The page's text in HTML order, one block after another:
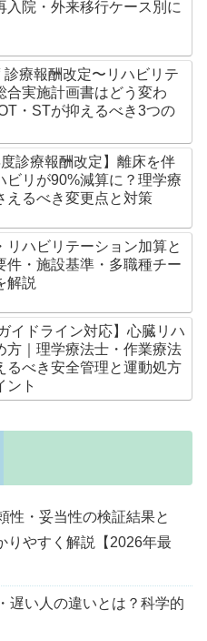
入院・外来移行ケース別に
診療報酬改定〜リハビリテ
合実施計画書はどう変わ
・STが抑えるべき3つの
度診療報酬改定】離床を伴
ビリが90%減算に？理学療
えるべき変更点と対策
リハビリテーション加算と
件・施設基準・多職種チー
解説
イドライン対応】心臓リハ
方｜理学療法士・作業療法
るべき安全管理と運動処方
ント
性・妥当性の検証結果と
りやすく解説【2026年最
遅い人の違いとは？科学的